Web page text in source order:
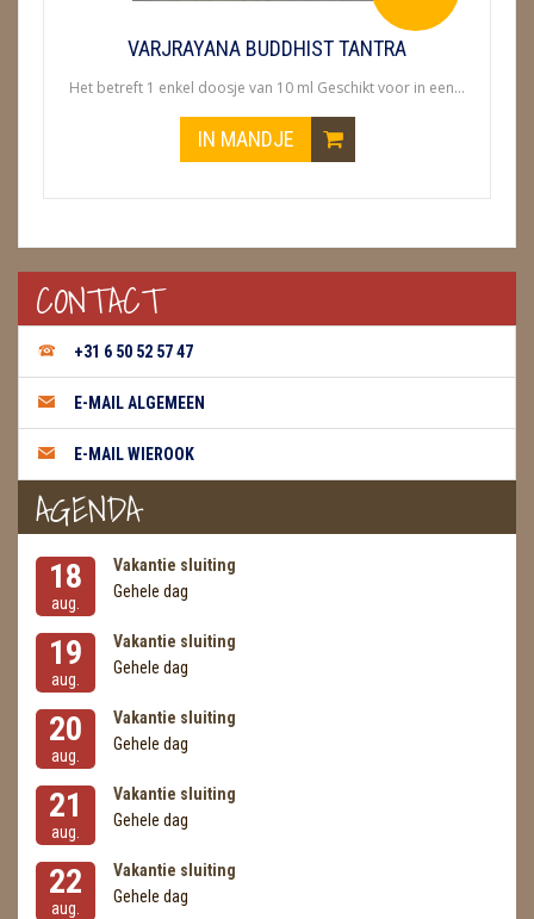
VARJRAYANA BUDDHIST TANTRA
Het betreft 1 enkel doosje van 10 ml Geschikt voor in een...
IN MANDJE
CONTACT
+31 6 50 52 57 47
E-MAIL ALGEMEEN
E-MAIL WIEROOK
AGENDA
18
aug.
Vakantie sluiting
Gehele dag
19
aug.
Vakantie sluiting
Gehele dag
20
aug.
Vakantie sluiting
Gehele dag
21
aug.
Vakantie sluiting
Gehele dag
22
aug.
Vakantie sluiting
Gehele dag